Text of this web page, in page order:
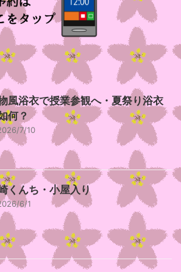
風浴衣で授業参観へ・夏祭り浴衣
何？
7/10
くんち・小屋入り
6/1